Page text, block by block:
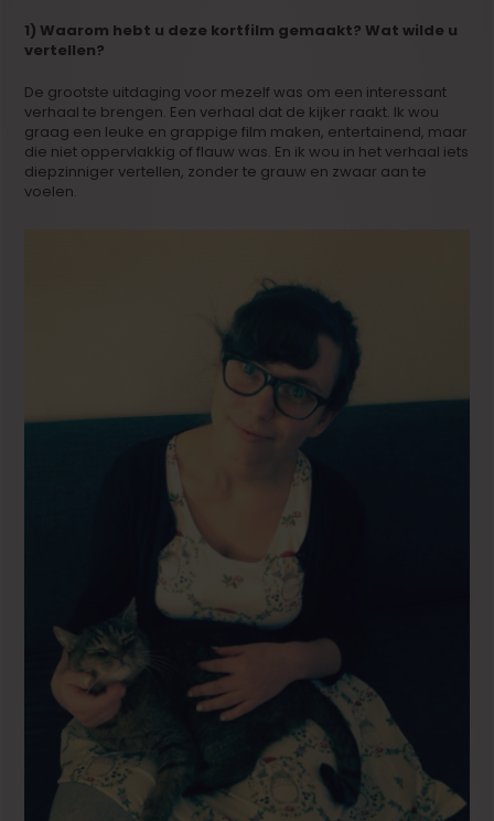
1) Waarom hebt u deze kortfilm gemaakt? Wat wilde u
vertellen?
De grootste uitdaging voor mezelf was om een interessant
verhaal te brengen. Een verhaal dat de kijker raakt. Ik wou
graag een leuke en grappige film maken, entertainend, maar
die niet oppervlakkig of flauw was. En ik wou in het verhaal iets
diepzinniger vertellen, zonder te grauw en zwaar aan te
voelen.